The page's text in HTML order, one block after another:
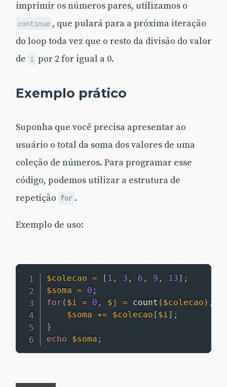
imprimir os números pares, utilizamos o
continue , que pulará para a próxima iteração
do loop toda vez que o resto da divisão do valor
de i por 2 for igual a 0.
Exemplo prático
Suponha que você precisa apresentar ao
usuário o total da soma dos valores de uma
coleção de números. Para programar esse
código, podemos utilizar a estrutura de
repetição for .
Exemplo de uso:
$colecao = [ 1 , 3 , 6 , 9 , 13] ;
$soma = 0 ;
for ( $i = 0 , $j = count ( $colecao ) ;
$soma += $colecao [ $i ] ;
}
echo
$soma ;